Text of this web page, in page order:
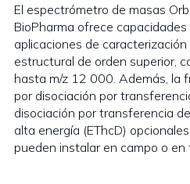
El espectrómetro de masas
BioPharma ofrece
aplicaciones de
estructural de orden superior,
hasta m/z 12 000. Además, la
por disociación por
disociación por transferencia
alta energía (EThcD)
pueden instalar en campo o en